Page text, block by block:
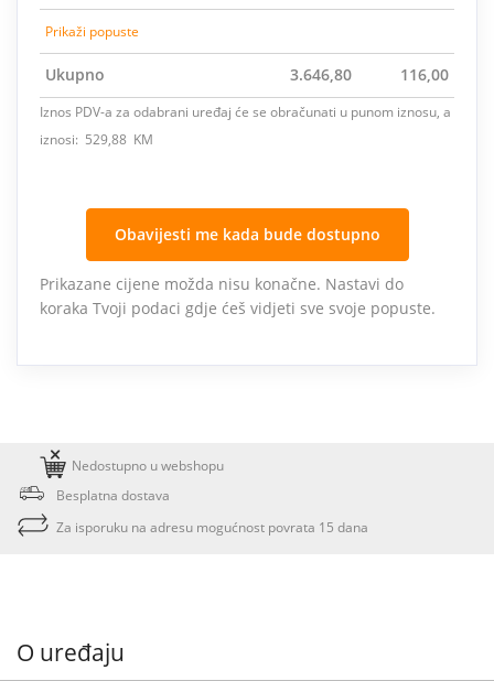
Prikaži popuste
Ukupno 3.646,80 116,00
Iznos PDV-a za odabrani uređaj će se obračunati u punom iznosu, a
iznosi: 529,88 KM
Obavijesti me kada bude dostupno
Prikazane cijene možda nisu konačne. Nastavi do
koraka Tvoji podaci gdje ćeš vidjeti sve svoje popuste.
Nedostupno u webshopu
Besplatna dostava
Za isporuku na adresu mogućnost povrata 15 dana
O uređaju